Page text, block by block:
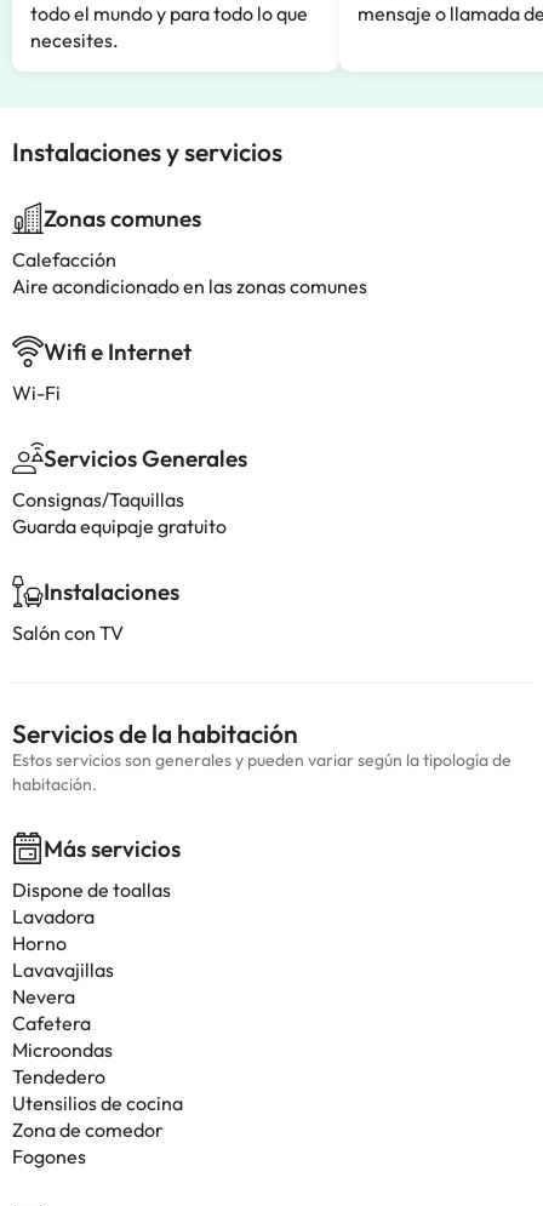
todo el mundo y para todo lo que
necesites.
mensaje o llamada
Instalaciones y servicios
Zonas comunes
Calefacción
Aire acondicionado en las zonas comunes
Wifi e Internet
Wi-Fi
Servicios Generales
Consignas/Taquillas
Guarda equipaje gratuito
Instalaciones
Salón con TV
Servicios de la habitación
Estos servicios son generales y pueden variar según la tipología de
habitación.
Más servicios
Dispone de toallas
Lavadora
Horno
Lavavajillas
Nevera
Cafetera
Microondas
Tendedero
Utensilios de cocina
Zona de comedor
Fogones